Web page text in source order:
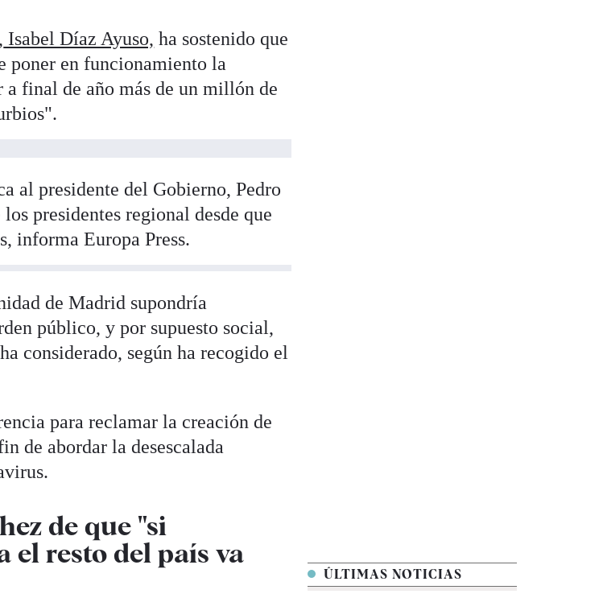
Isabel Díaz Ayuso, ha sostenido que
poner en funcionamiento la
a final de año más de un millón de
al presidente del Gobierno, Pedro
presidentes regional desde que
informa Europa Press.
de Madrid supondría
público, y por supuesto social,
considerado, según ha recogido el
para reclamar la creación de
de abordar la desescalada
de que "si
el resto del país va
ÚLTIMAS NOTICIAS